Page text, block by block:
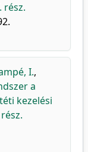
rész.
I.,
a
kezelési